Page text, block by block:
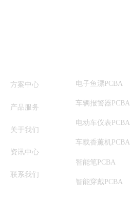
电子鱼漂PCBA
车辆报警器PCBA
电动车仪表PCBA
车载香薰机PCBA
智能笔PCBA
智能穿戴PCBA
方案中心
产品服务
关于我们
资讯中心
联系我们